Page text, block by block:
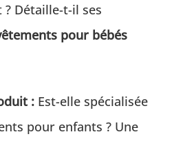
Détaille-t-il ses
pour bébés
: Est-elle spécialisée
pour enfants ? Une